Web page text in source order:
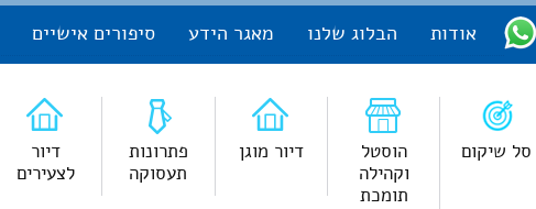
אודות הבלוג שלנו מאגר הידע סיפורים אישיים
סל שיקום
הוסטל
וקהילה
תומכת
דיור מוגן
פתרונות
תעסוקה
דיור
לצעירים